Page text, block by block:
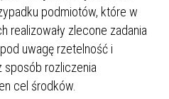
podmiotów, które w
realizowały zlecone zadania
uwagę rzetelność i
sposób rozliczenia
cel środków.